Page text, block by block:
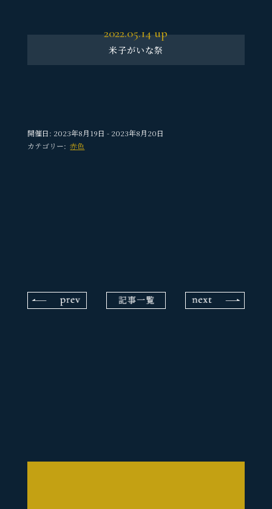
2022.05.14up
米子がいな祭
開催日: 2023年8月19日 - 2023年8月20日
カテゴリー: 赤色